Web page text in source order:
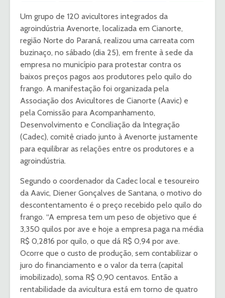
Um grupo de 120 avicultores integrados da
agroindústria Avenorte, localizada em Cianorte,
região Norte do Paraná, realizou uma carreata com
buzinaço, no sábado (dia 25), em frente à sede da
empresa no município para protestar contra os
baixos preços pagos aos produtores pelo quilo do
frango. A manifestação foi organizada pela
Associação dos Avicultores de Cianorte (Aavic) e
pela Comissão para Acompanhamento,
Desenvolvimento e Conciliação da Integração
(Cadec), comitê criado junto à Avenorte justamente
para equilibrar as relações entre os produtores e a
agroindústria.
Segundo o coordenador da Cadec local e tesoureiro
da Aavic, Diener Gonçalves de Santana, o motivo do
descontentamento é o preço recebido pelo quilo do
frango. “A empresa tem um peso de objetivo que é
3,350 quilos por ave e hoje a empresa paga na média
R$ 0,2816 por quilo, o que dá R$ 0,94 por ave.
Ocorre que o custo de produção, sem contabilizar o
juro do financiamento e o valor da terra (capital
imobilizado), soma R$ 0,90 centavos. Então a
rentabilidade da avicultura está em torno de quatro